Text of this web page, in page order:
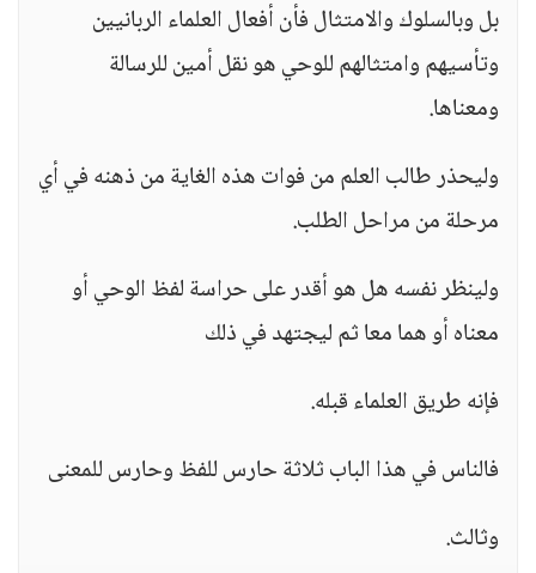
بل وبالسلوك والامتثال فأن أفعال العلماء الربانيين
وتأسيهم وامتثالهم للوحي هو نقل أمين للرسالة
ومعناها.
وليحذر طالب العلم من فوات هذه الغاية من ذهنه في أي
مرحلة من مراحل الطلب.
ولينظر نفسه هل هو أقدر على حراسة لفظ الوحي أو
معناه أو هما معا ثم ليجتهد في ذلك
فإنه طريق العلماء قبله.
فالناس في هذا الباب ثلاثة حارس للفظ وحارس للمعنى
وثالث.